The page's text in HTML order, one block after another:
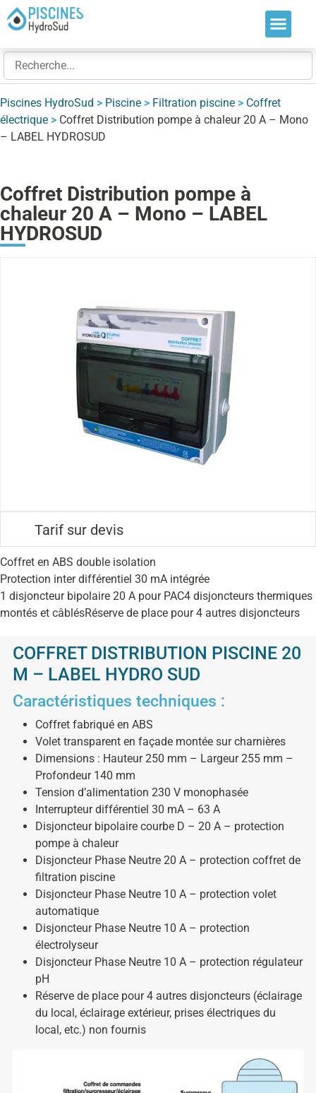
Piscines HydroSud > Piscine > Filtration piscine > Coffret
électrique > Coffret Distribution pompe à chaleur 20 A – Mono
– LABEL HYDROSUD
Coffret Distribution pompe à
chaleur 20 A – Mono – LABEL
HYDROSUD
Tarif sur devis
Coffret en ABS double isolation
Protection inter différentiel 30 mA intégrée
1 disjoncteur bipolaire 20 A pour PAC4 disjoncteurs thermiques
montés et câblésRéserve de place pour 4 autres disjoncteurs
COFFRET DISTRIBUTION PISCINE 20
M – LABEL HYDRO SUD
Caractéristiques techniques :
Coffret fabriqué en ABS
Volet transparent en façade montée sur charnières
Dimensions : Hauteur 250 mm – Largeur 255 mm –
Profondeur 140 mm
Tension d’alimentation 230 V monophasée
Interrupteur différentiel 30 mA – 63 A
Disjoncteur bipolaire courbe D – 20 A – protection
pompe à chaleur
Disjoncteur Phase Neutre 20 A – protection coffret de
filtration piscine
Disjoncteur Phase Neutre 10 A – protection volet
automatique
Disjoncteur Phase Neutre 10 A – protection
électrolyseur
Disjoncteur Phase Neutre 10 A – protection régulateur
pH
Réserve de place pour 4 autres disjoncteurs (éclairage
du local, éclairage extérieur, prises électriques du
local, etc.) non fournis